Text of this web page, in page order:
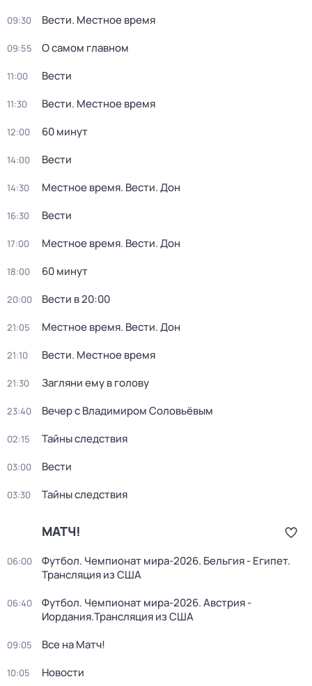
09:30 Вести. Местное время
09:55 О самом главном
11:00 Вести
11:30 Вести. Местное время
12:00 60 минут
14:00 Вести
14:30 Местное время. Вести. Дон
16:30 Вести
17:00 Местное время. Вести. Дон
18:00 60 минут
20:00 Вести в 20:00
21:05 Местное время. Вести. Дон
21:10 Вести. Местное время
21:30 Загляни ему в голову
23:40 Вечер с Владимиром Соловьёвым
02:15 Тайны следствия
03:00 Вести
03:30 Тайны следствия
МАТЧ!
06:00
Футбол. Чемпионат мира-2026. Бельгия - Египет.
Трансляция из США
06:40
Футбол. Чемпионат мира-2026. Австрия -
Иордания.Трансляция из США
09:05 Все на Матч!
10:05 Новости